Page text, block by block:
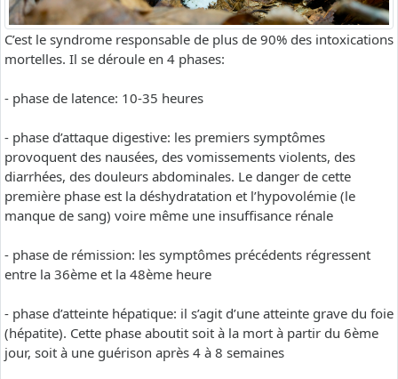
C’est le syndrome responsable de plus de 90% des intoxications
mortelles. Il se déroule en 4 phases:
- phase de latence: 10-35 heures
- phase d’attaque digestive: les premiers symptômes
provoquent des nausées, des vomissements violents, des
diarrhées, des douleurs abdominales. Le danger de cette
première phase est la déshydratation et l’hypovolémie (le
manque de sang) voire même une insuffisance rénale
- phase de rémission: les symptômes précédents régressent
entre la 36ème et la 48ème heure
- phase d’atteinte hépatique: il s’agit d’une atteinte grave du foie
(hépatite). Cette phase aboutit soit à la mort à partir du 6ème
jour, soit à une guérison après 4 à 8 semaines